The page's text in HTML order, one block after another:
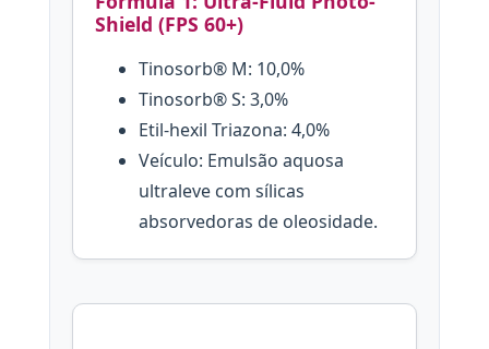
Shield (FPS 60+)
Tinosorb® M: 10,0%
Tinosorb® S: 3,0%
Etil-hexil Triazona: 4,0%
Veículo: Emulsão aquosa
ultraleve com sílicas
absorvedoras de oleosidade.